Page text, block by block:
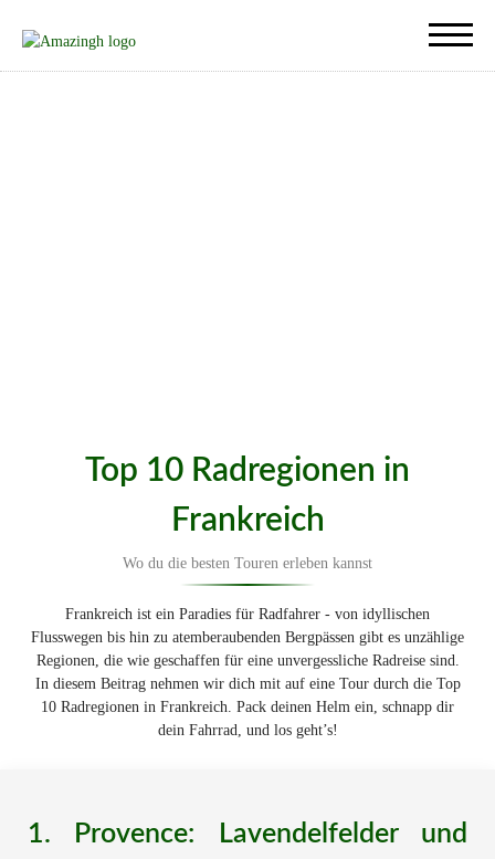
Top 10 Radregionen in
Frankreich
Wo du die besten Touren erleben kannst
Frankreich ist ein Paradies für Radfahrer - von idyllischen
Flusswegen bis hin zu atemberaubenden Bergpässen gibt es unzählige
Regionen, die wie geschaffen für eine unvergessliche Radreise sind.
In diesem Beitrag nehmen wir dich mit auf eine Tour durch die Top
10 Radregionen in Frankreich. Pack deinen Helm ein, schnapp dir
dein Fahrrad, und los geht’s!
1. Provence: Lavendelfelder und